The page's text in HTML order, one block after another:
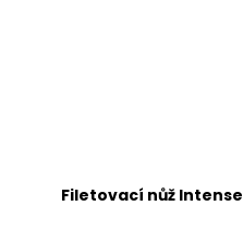
Filetovací nůž Intense